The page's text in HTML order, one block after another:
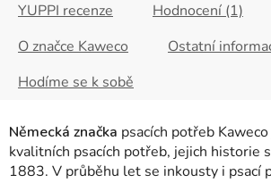
YUPPI recenze
Hodnocení (1)
O značce Kaweco
Ostatní
Hodíme se k sobě
Německá značka psacích potřeb
kvalitních psacích potřeb, jejich historie
1883. V průběhu let se inkousty i psací